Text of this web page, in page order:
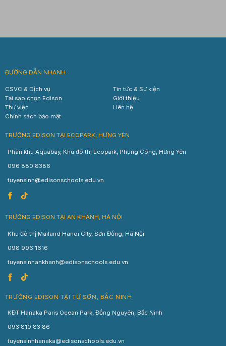
ĐƯỜNG DẪN NHANH
CSVC & Dịch vụ
Tin tức & Sự kiện
Tại sao chọn Edison
Giới thiệu
Thư viện
Liên hệ
Chính sách bảo mật
TRƯỜNG EDISON TẠI ECOPARK, HƯNG YÊN
Phân khu Aquabay, Khu đô thị Ecopark, Phụng Công, Hưng Yên
096 880 8386
tuyensinh@edisonschools.edu.vn
TRƯỜNG EDISON TẠI AN KHÁNH, HÀ NỘI
Khu đô thị Mailand Hanoi City, Sơn Đồng, Hà Nội
098 996 1616
tuyensinhankhanh@edisonschools.edu.vn
TRƯỜNG EDISON TẠI TỪ SƠN, BẮC NINH
KĐT Hanaka Paris Ocean Park, Đồng Nguyên, Bắc Ninh
093 810 83 86
tuyensinhhanaka@edisonschools.edu.vn